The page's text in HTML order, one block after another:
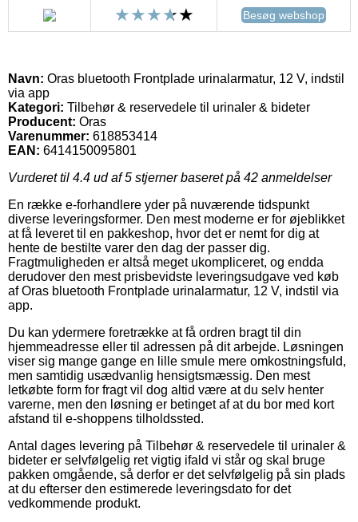
Besøg webshop
Navn: Oras bluetooth Frontplade urinalarmatur, 12 V, indstil
via app
Kategori: Tilbehør & reservedele til urinaler & bideter
Producent: Oras
Varenummer: 618853414
EAN: 6414150095801
Vurderet til 4.4 ud af 5 stjerner baseret på 42 anmeldelser
En række e-forhandlere yder på nuværende tidspunkt
diverse leveringsformer. Den mest moderne er for øjeblikket
at få leveret til en pakkeshop, hvor det er nemt for dig at
hente de bestilte varer den dag der passer dig.
Fragtmuligheden er altså meget ukompliceret, og endda
derudover den mest prisbevidste leveringsudgave ved køb
af Oras bluetooth Frontplade urinalarmatur, 12 V, indstil via
app.
Du kan ydermere foretrække at få ordren bragt til din
hjemmeadresse eller til adressen på dit arbejde. Løsningen
viser sig mange gange en lille smule mere omkostningsfuld,
men samtidig usædvanlig hensigtsmæssig. Den mest
letkøbte form for fragt vil dog altid være at du selv henter
varerne, men den løsning er betinget af at du bor med kort
afstand til e-shoppens tilholdssted.
Antal dages levering på Tilbehør & reservedele til urinaler &
bideter er selvfølgelig ret vigtig ifald vi står og skal bruge
pakken omgående, så derfor er det selvfølgelig på sin plads
at du efterser den estimerede leveringsdato for det
vedkommende produkt.